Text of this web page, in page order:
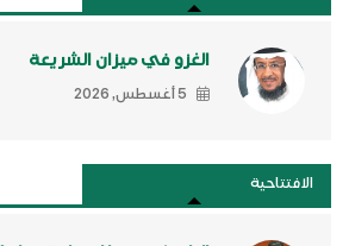
الغزو في ميزان الشريعة
5 أغسطس, 2026
الافتتاحية